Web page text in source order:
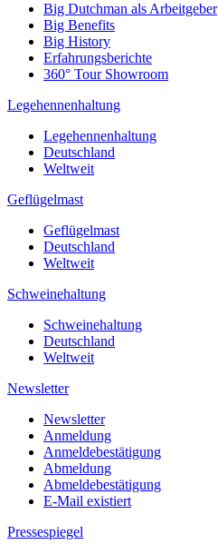
Big Dutchman als Arbeitgeber
Big Benefits
Big History
Erfahrungsberichte
360° Tour Showroom
Legehennenhaltung
Legehennenhaltung
Deutschland
Weltweit
Geflügelmast
Geflügelmast
Deutschland
Weltweit
Schweinehaltung
Schweinehaltung
Deutschland
Weltweit
Newsletter
Newsletter
Anmeldung
Anmeldebestätigung
Abmeldung
Abmeldebestätigung
E-Mail existiert
Pressespiegel